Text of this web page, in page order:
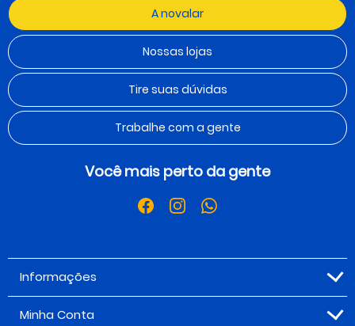
A novalar
Nossas lojas
Tire suas dúvidas
Trabalhe com a gente
Você mais perto da gente
Informações
Minha Conta